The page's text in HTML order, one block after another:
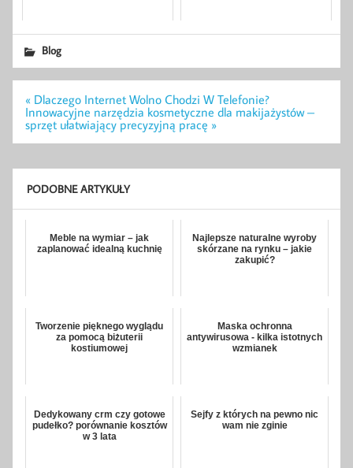
Blog
Nawigacja
wpisu
« Dlaczego Internet Wolno Chodzi W Telefonie?
Innowacyjne narzędzia kosmetyczne dla makijażystów –
sprzęt ułatwiający precyzyjną pracę »
PODOBNE ARTYKUŁY
Meble na wymiar – jak
zaplanować idealną kuchnię
Najlepsze naturalne wyroby
skórzane na rynku – jakie
zakupić?
Tworzenie pięknego wyglądu
za pomocą biżuterii
kostiumowej
Maska ochronna
antywirusowa - kilka istotnych
wzmianek
Dedykowany crm czy gotowe
pudełko? porównanie kosztów
w 3 lata
Sejfy z których na pewno nic
wam nie zginie